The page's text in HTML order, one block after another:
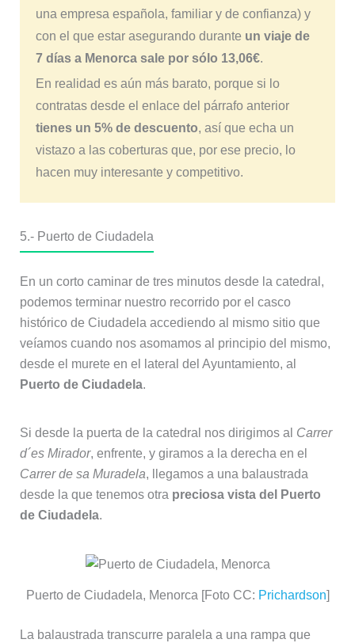
una empresa española, familiar y de confianza) y
con el que estar asegurando durante un viaje de
7 días a Menorca sale por sólo 13,06€.
En realidad es aún más barato, porque si lo
contratas desde el enlace del párrafo anterior
tienes un 5% de descuento, así que echa un
vistazo a las coberturas que, por ese precio, lo
hacen muy interesante y competitivo.
5.- Puerto de Ciudadela
En un corto caminar de tres minutos desde la catedral,
podemos terminar nuestro recorrido por el casco
histórico de Ciudadela accediendo al mismo sitio que
veíamos cuando nos asomamos al principio del mismo,
desde el murete en el lateral del Ayuntamiento, al
Puerto de Ciudadela.
Si desde la puerta de la catedral nos dirigimos al Carrer
d´es Mirador, enfrente, y giramos a la derecha en el
Carrer de sa Muradela, llegamos a una balaustrada
desde la que tenemos otra preciosa vista del Puerto
de Ciudadela.
Puerto de Ciudadela, Menorca [Foto CC: Prichardson]
La balaustrada transcurre paralela a una rampa que